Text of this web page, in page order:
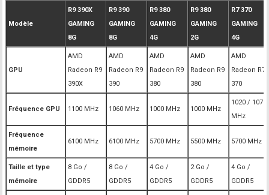
Modèle
R9 390X
GAMING
8G
R9 390
GAMING
8G
R9 380
GAMING
4G
R9 380
GAMING
2G
R7 370
GAMING
4G
GPU
AMD
Radeon R9
390X
AMD
Radeon R9
390
AMD
Radeon R9
380
AMD
Radeon R9
380
AMD
Radeon R7
370
Fréquence GPU 1100 MHz 1060 MHz 1000 MHz 1000 MHz
1020 / 1070
MHz
Fréquence
mémoire
6100 MHz 6100 MHz 5700 MHz 5500 MHz 5700 MHz
Taille et type
mémoire
8 Go /
GDDR5
8 Go /
GDDR5
4 Go /
GDDR5
2 Go /
GDDR5
4 Go /
GDDR5